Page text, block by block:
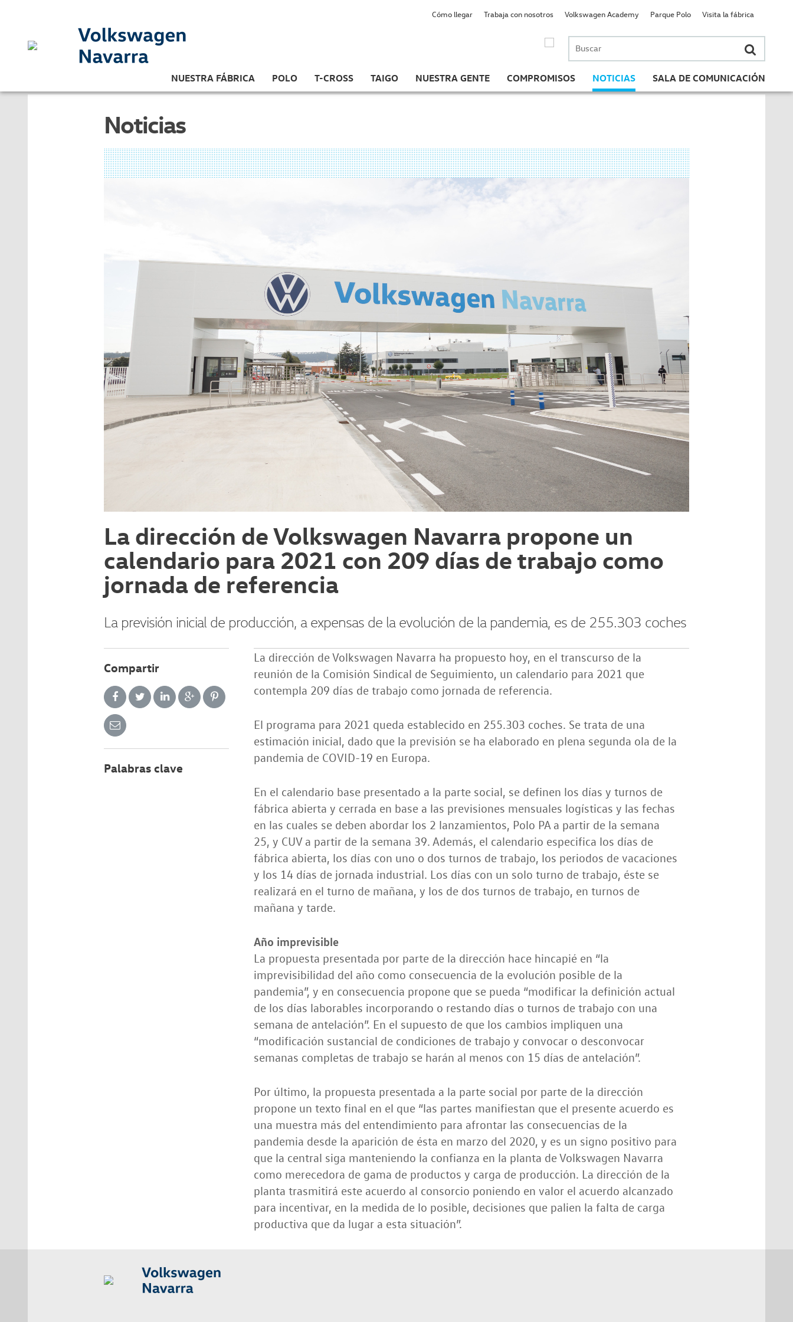
Buscar
por:
NUESTRA FÁBRICA POLO T-CROSS TAIGO NUESTRA GENTE COMPROMISOS NOTICIAS SALA DE COMUNICACIÓN
Cómo llegar Trabaja con nosotros Volkswagen Academy Parque Polo Visita la fábrica
Noticias
La dirección de Volkswagen Navarra propone un
calendario para 2021 con 209 días de trabajo como
jornada de referencia
La previsión inicial de producción, a expensas de la evolución de la pandemia, es de 255.303 coches
Compartir
Palabras clave
La dirección de Volkswagen Navarra ha propuesto hoy, en el transcurso de la
reunión de la Comisión Sindical de Seguimiento, un calendario para 2021 que
contempla 209 días de trabajo como jornada de referencia.
El programa para 2021 queda establecido en 255.303 coches. Se trata de una
estimación inicial, dado que la previsión se ha elaborado en plena segunda ola de la
pandemia de COVID-19 en Europa.
En el calendario base presentado a la parte social, se definen los días y turnos de
fábrica abierta y cerrada en base a las previsiones mensuales logísticas y las fechas
en las cuales se deben abordar los 2 lanzamientos, Polo PA a partir de la semana
25, y CUV a partir de la semana 39. Además, el calendario especifica los días de
fábrica abierta, los días con uno o dos turnos de trabajo, los periodos de vacaciones
y los 14 días de jornada industrial. Los días con un solo turno de trabajo, éste se
realizará en el turno de mañana, y los de dos turnos de trabajo, en turnos de
mañana y tarde.
Año imprevisible
La propuesta presentada por parte de la dirección hace hincapié en “la
imprevisibilidad del año como consecuencia de la evolución posible de la
pandemia”, y en consecuencia propone que se pueda “modificar la definición actual
de los días laborables incorporando o restando días o turnos de trabajo con una
semana de antelación”. En el supuesto de que los cambios impliquen una
“modificación sustancial de condiciones de trabajo y convocar o desconvocar
semanas completas de trabajo se harán al menos con 15 días de antelación”.
Por último, la propuesta presentada a la parte social por parte de la dirección
propone un texto final en el que “las partes manifiestan que el presente acuerdo es
una muestra más del entendimiento para afrontar las consecuencias de la
pandemia desde la aparición de ésta en marzo del 2020, y es un signo positivo para
que la central siga manteniendo la confianza en la planta de Volkswagen Navarra
como merecedora de gama de productos y carga de producción. La dirección de la
planta trasmitirá este acuerdo al consorcio poniendo en valor el acuerdo alcanzado
para incentivar, en la medida de lo posible, decisiones que palien la falta de carga
productiva que da lugar a esta situación”.